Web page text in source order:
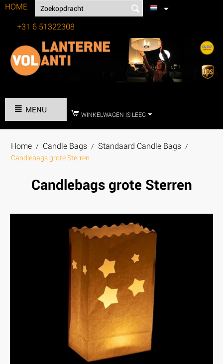
HOME
+31 6 51322308
MENU WINKELWAGEN IS LEEG
Home / Candle Bags / Standaard Candle Bags /
Candlebags grote Sterren
Candlebags grote Sterren